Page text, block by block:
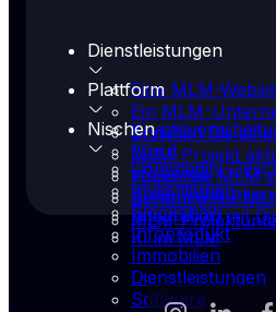
Dienstleistungen
Eine MLM-
Ein MLM-
Erstellen Sie
MLM-Projekt
Fügen Sie MLM
Beratung für
MLM-
Plattform
fCard
yProcess
Shop-Integration
Integration mit
KI im MLM
Nischen
Commodity-
Investitionen
Blockchain
Infoprodukt
Immobilien
Dienstleistungen
Software